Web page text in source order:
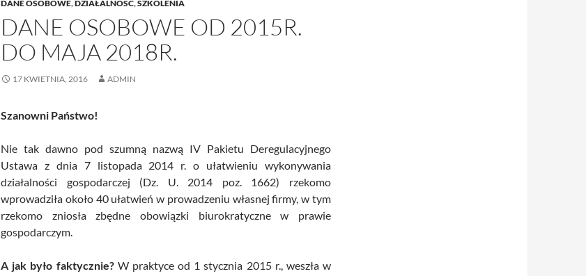
DANE OSOBOWE,DZIAŁALNOŚĆ,SZKOLENIA
DANE OSOBOWE OD 2015R.
DO MAJA 2018R.
17 KWIETNIA, 2016 ADMIN
Szanowni Państwo!
Nie tak dawno pod szumną nazwą IV Pakietu Deregulacyjnego
Ustawa z dnia 7 listopada 2014 r. o ułatwieniu wykonywania
działalności gospodarczej (Dz. U. 2014 poz. 1662) rzekomo
wprowadziła około 40 ułatwień w prowadzeniu własnej firmy, w tym
rzekomo zniosła zbędne obowiązki biurokratyczne w prawie
gospodarczym.
A jak było faktycznie?W praktyce od 1 stycznia 2015 r., weszła w